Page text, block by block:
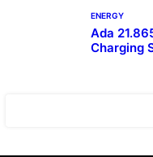
ENERGY
Ada
Charging